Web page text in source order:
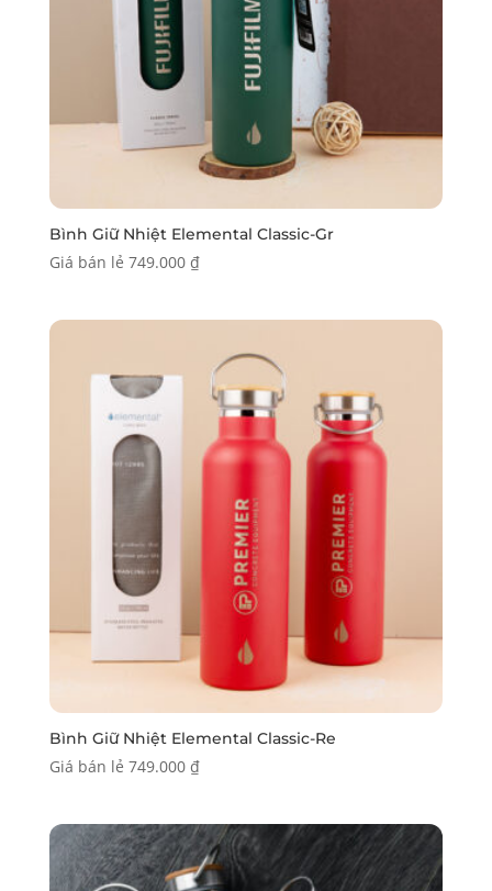
Bình Giữ Nhiệt Elemental Classic-Gr
Giá bán lẻ 749.000 ₫
Bình Giữ Nhiệt Elemental Classic-Re
Giá bán lẻ 749.000 ₫